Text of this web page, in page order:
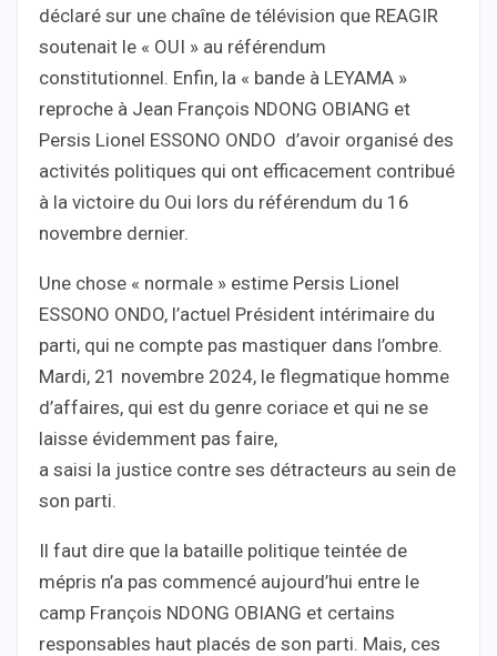
déclaré sur une chaîne de télévision que REAGIR
soutenait le « OUI » au référendum
constitutionnel. Enfin, la « bande à LEYAMA »
reproche à Jean François NDONG OBIANG et
Persis Lionel ESSONO ONDO d’avoir organisé des
activités politiques qui ont efficacement contribué
à la victoire du Oui lors du référendum du 16
novembre dernier.
Une chose « normale » estime Persis Lionel
ESSONO ONDO, l’actuel Président intérimaire du
parti, qui ne compte pas mastiquer dans l’ombre.
Mardi, 21 novembre 2024, le flegmatique homme
d’affaires, qui est du genre coriace et qui ne se
laisse évidemment pas faire,
a saisi la justice contre ses détracteurs au sein de
son parti.
Il faut dire que la bataille politique teintée de
mépris n’a pas commencé aujourd’hui entre le
camp François NDONG OBIANG et certains
responsables haut placés de son parti. Mais, ces